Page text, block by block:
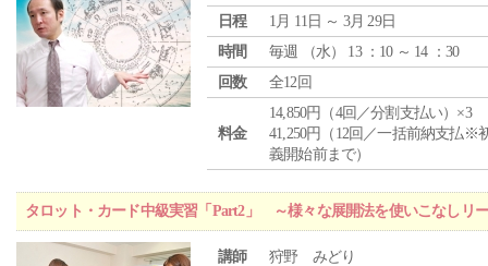
日程
1月 11日 ～ 3月 29日
時間
毎週 （水） 13 ：10 ～ 14 ：30
回数
全12回
料金
14,850円（4回／分割支払い）×3
41,250円（12回／一括前納支払※
義開始前まで）
タロット・カード中級実習「Part2」 ～様々な展開法を使いこなしリ
講師 狩野 みどり